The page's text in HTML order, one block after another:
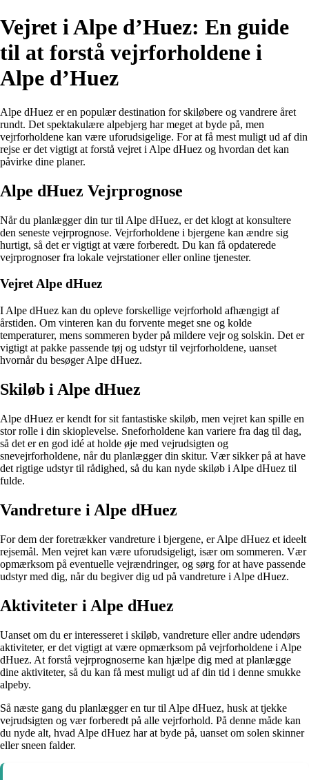
Vejret i Alpe d’Huez: En guide
til at forstå vejrforholdene i
Alpe d’Huez
Alpe dHuez er en populær destination for skiløbere og vandrere året
rundt. Det spektakulære alpebjerg har meget at byde på, men
vejrforholdene kan være uforudsigelige. For at få mest muligt ud af din
rejse er det vigtigt at forstå vejret i Alpe dHuez og hvordan det kan
påvirke dine planer.
Alpe dHuez Vejrprognose
Når du planlægger din tur til Alpe dHuez, er det klogt at konsultere
den seneste vejrprognose. Vejrforholdene i bjergene kan ændre sig
hurtigt, så det er vigtigt at være forberedt. Du kan få opdaterede
vejrprognoser fra lokale vejrstationer eller online tjenester.
Vejret Alpe dHuez
I Alpe dHuez kan du opleve forskellige vejrforhold afhængigt af
årstiden. Om vinteren kan du forvente meget sne og kolde
temperaturer, mens sommeren byder på mildere vejr og solskin. Det er
vigtigt at pakke passende tøj og udstyr til vejrforholdene, uanset
hvornår du besøger Alpe dHuez.
Skiløb i Alpe dHuez
Alpe dHuez er kendt for sit fantastiske skiløb, men vejret kan spille en
stor rolle i din skioplevelse. Sneforholdene kan variere fra dag til dag,
så det er en god idé at holde øje med vejrudsigten og
snevejrforholdene, når du planlægger din skitur. Vær sikker på at have
det rigtige udstyr til rådighed, så du kan nyde skiløb i Alpe dHuez til
fulde.
Vandreture i Alpe dHuez
For dem der foretrækker vandreture i bjergene, er Alpe dHuez et ideelt
rejsemål. Men vejret kan være uforudsigeligt, især om sommeren. Vær
opmærksom på eventuelle vejrændringer, og sørg for at have passende
udstyr med dig, når du begiver dig ud på vandreture i Alpe dHuez.
Aktiviteter i Alpe dHuez
Uanset om du er interesseret i skiløb, vandreture eller andre udendørs
aktiviteter, er det vigtigt at være opmærksom på vejrforholdene i Alpe
dHuez. At forstå vejrprognoserne kan hjælpe dig med at planlægge
dine aktiviteter, så du kan få mest muligt ud af din tid i denne smukke
alpeby.
Så næste gang du planlægger en tur til Alpe dHuez, husk at tjekke
vejrudsigten og vær forberedt på alle vejrforhold. På denne måde kan
du nyde alt, hvad Alpe dHuez har at byde på, uanset om solen skinner
eller sneen falder.